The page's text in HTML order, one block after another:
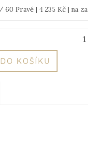
DO KOŠÍKU